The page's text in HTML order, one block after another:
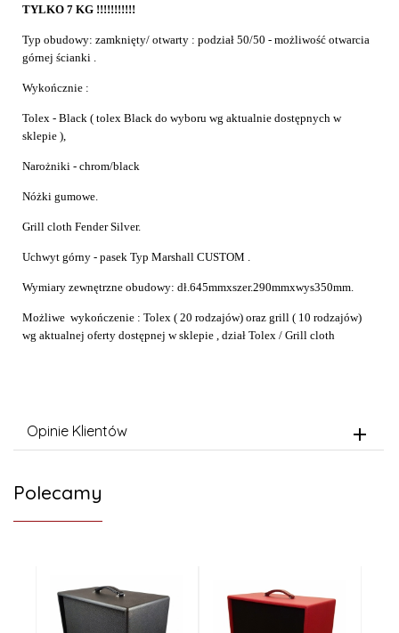
TYLKO 7 KG !!!!!!!!!!!
Typ obudowy: zamknięty/ otwarty : podział 50/50 - możliwość otwarcia
górnej ścianki .
Wykończnie :
Tolex - Black ( tolex Black do wyboru wg aktualnie dostępnych w
sklepie ),
Narożniki - chrom/black
Nóżki gumowe.
Grill cloth Fender Silver.
Uchwyt górny - pasek Typ Marshall CUSTOM .
Wymiary zewnętrzne obudowy: dł.645mmxszer.290mmxwys350mm.
Możliwe wykończenie : Tolex ( 20 rodzajów) oraz grill ( 10 rodzajów)
wg aktualnej oferty dostępnej w sklepie , dział Tolex / Grill cloth
Opinie Klientów
Polecamy